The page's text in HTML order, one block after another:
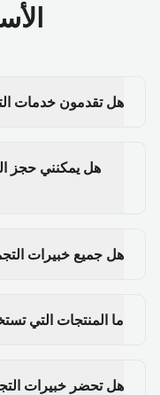
هل تقدمون خدمات
هل يمكنني حجز
هل جميع خبيرات
ما المنتجات التي
هل تحضر خبيرات